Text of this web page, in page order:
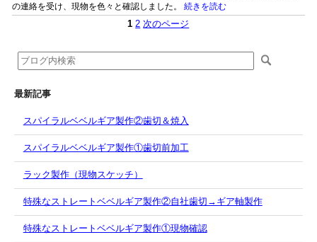
の連絡を受け、現物を色々と確認しました。 続きを読む
1 2 次のページ
最新記事
スパイラルベベルギア製作②歯切＆焼入
スパイラルベベルギア製作①歯切前加工
ラック製作（現物スケッチ）
特殊なストレートベベルギア製作②自社歯切→ギア軸製作
特殊なストレートベベルギア製作①現物確認